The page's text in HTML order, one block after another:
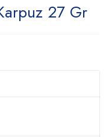
27 Gr